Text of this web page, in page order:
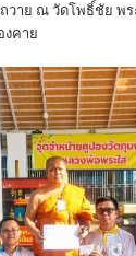
วาย ณ วัดโพธิ์ชัย พ
งคาย